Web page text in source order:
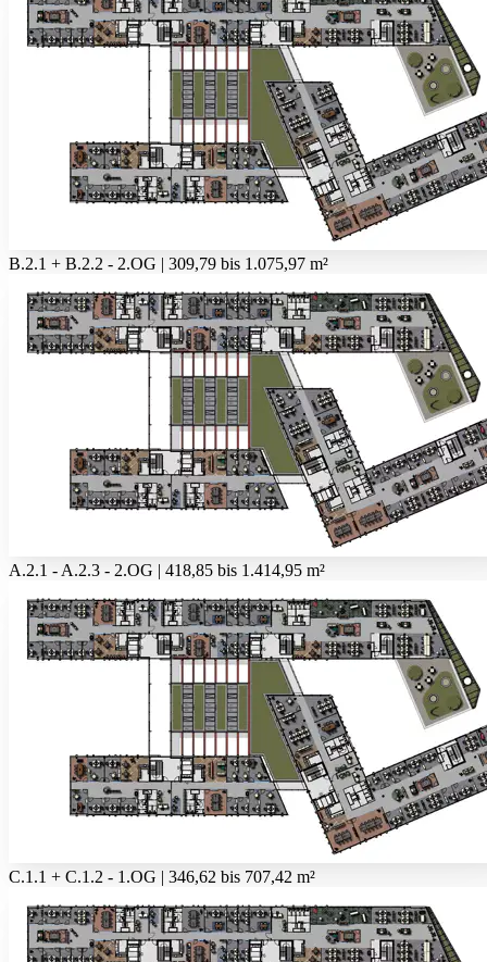
B.2.1 + B.2.2 - 2.OG | 309,79 bis 1.075,97 m²
A.2.1 - A.2.3 - 2.OG | 418,85 bis 1.414,95 m²
C.1.1 + C.1.2 - 1.OG | 346,62 bis 707,42 m²